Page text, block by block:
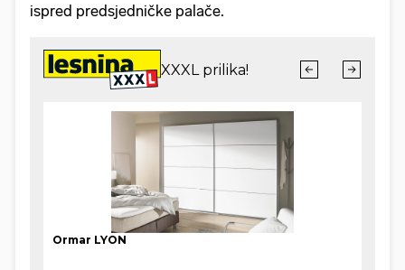
ispred predsjedničke palače.